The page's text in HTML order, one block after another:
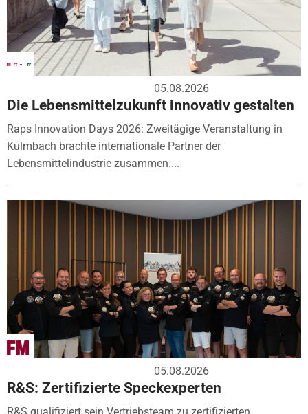
05.08.2026
Die Lebensmittelzukunft innovativ gestalten
Raps Innovation Days 2026: Zweitägige Veranstaltung in
Kulmbach brachte internationale Partner der
Lebensmittelindustrie zusammen....
05.08.2026
R&S: Zertifizierte Speckexperten
R&S qualifiziert sein Vertriebsteam zu zertifizierten